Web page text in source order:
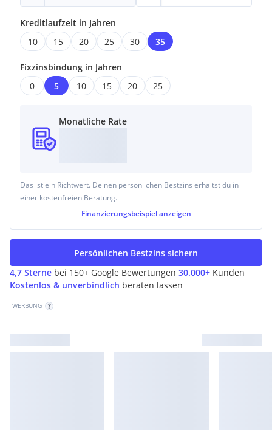
dem zu vermittelnden Dritten ein familiäres oder
wirtschaftliches Naheverhältnis besteht.
Zusätzliche Info:
Haben Sie Interesse an einer Finanzierung mit attraktiven
Konditionen?
Finanzierungsprofis in einem persönlichen Gespräch.
Ihr Ansprechpartner:
Wir weisen darauf hin, dass zwischen dem Vermittler und
dem zu vermittelnden Dritten ein familiäres oder
wirtschaftliches Naheverhältnis besteht.
Der Vermittler ist als Doppelmakler tätig.
Anschlüsse
Gas: nicht vorhanden
Kreditlaufzeit in Jahren
10
15 20 25 30 35
Fixzinsbindung in Jahren
0
5 10 15 20 25
Monatliche Rate
Das ist ein Richtwert. Deinen persönlichen Bestzins erhältst du in
einer kostenfreien Beratung.
Finanzierungsbeispiel anzeigen
4,7 Sterne bei 150+ Google Bewertungen 30.000+ Kunden
Kostenlos & unverbindlich beraten lassen
Persönlichen Bestzins sichern
WERBUNG